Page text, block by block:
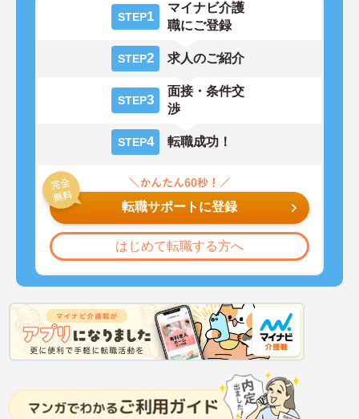
STEP1
マイナビ介護
職にご登録
STEP2 求人のご紹介
STEP3
面接・条件交
渉
STEP4 転職成功！
転職サポートに登録
はじめて転職する方へ